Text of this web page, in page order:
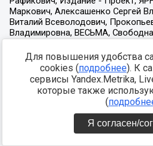
Для повышения удобства
cookies (подробнее). К
сервисы Yandex.Metrika,
которые также
(
Я согласен/